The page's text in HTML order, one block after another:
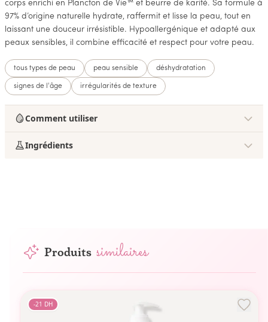
corps enrichi en Plancton de Vie™ et beurre de karité. Sa formule à
97% d’origine naturelle hydrate, raffermit et lisse la peau, tout en
laissant une douceur irrésistible. Hypoallergénique et adapté aux
peaux sensibles, il combine efficacité et respect pour votre peau.
tous types de peau peau sensible déshydratation
signes de l'âge irrégularités de texture
Comment utiliser
Ingrédients
Produits similaires
-21 DH